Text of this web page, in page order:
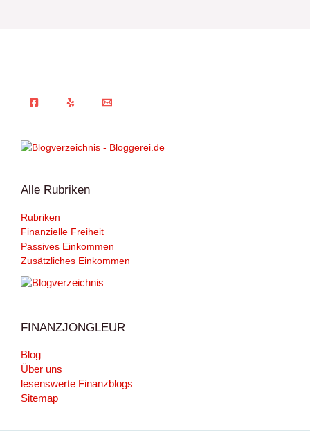
Alle Rubriken
Rubriken
Finanzielle Freiheit
Passives Einkommen
Zusätzliches Einkommen
FINANZJONGLEUR
Blog
Über uns
lesenswerte Finanzblogs
Sitemap